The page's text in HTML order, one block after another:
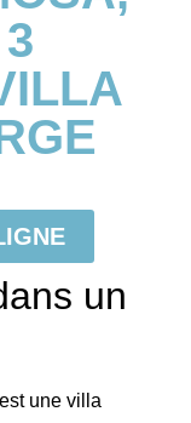
un
est une villa